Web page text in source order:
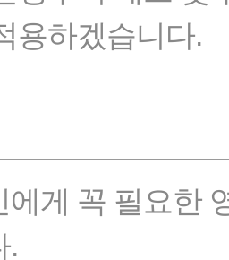
용하겠습니다.
에게 꼭 필요한
.